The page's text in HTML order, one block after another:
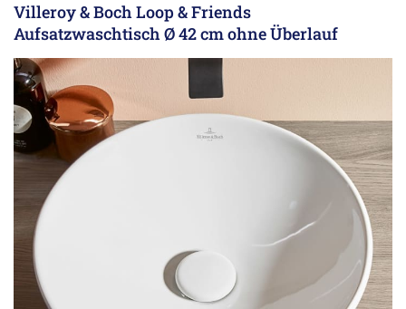
Villeroy & Boch Loop & Friends
Aufsatzwaschtisch Ø 42 cm ohne Überlauf